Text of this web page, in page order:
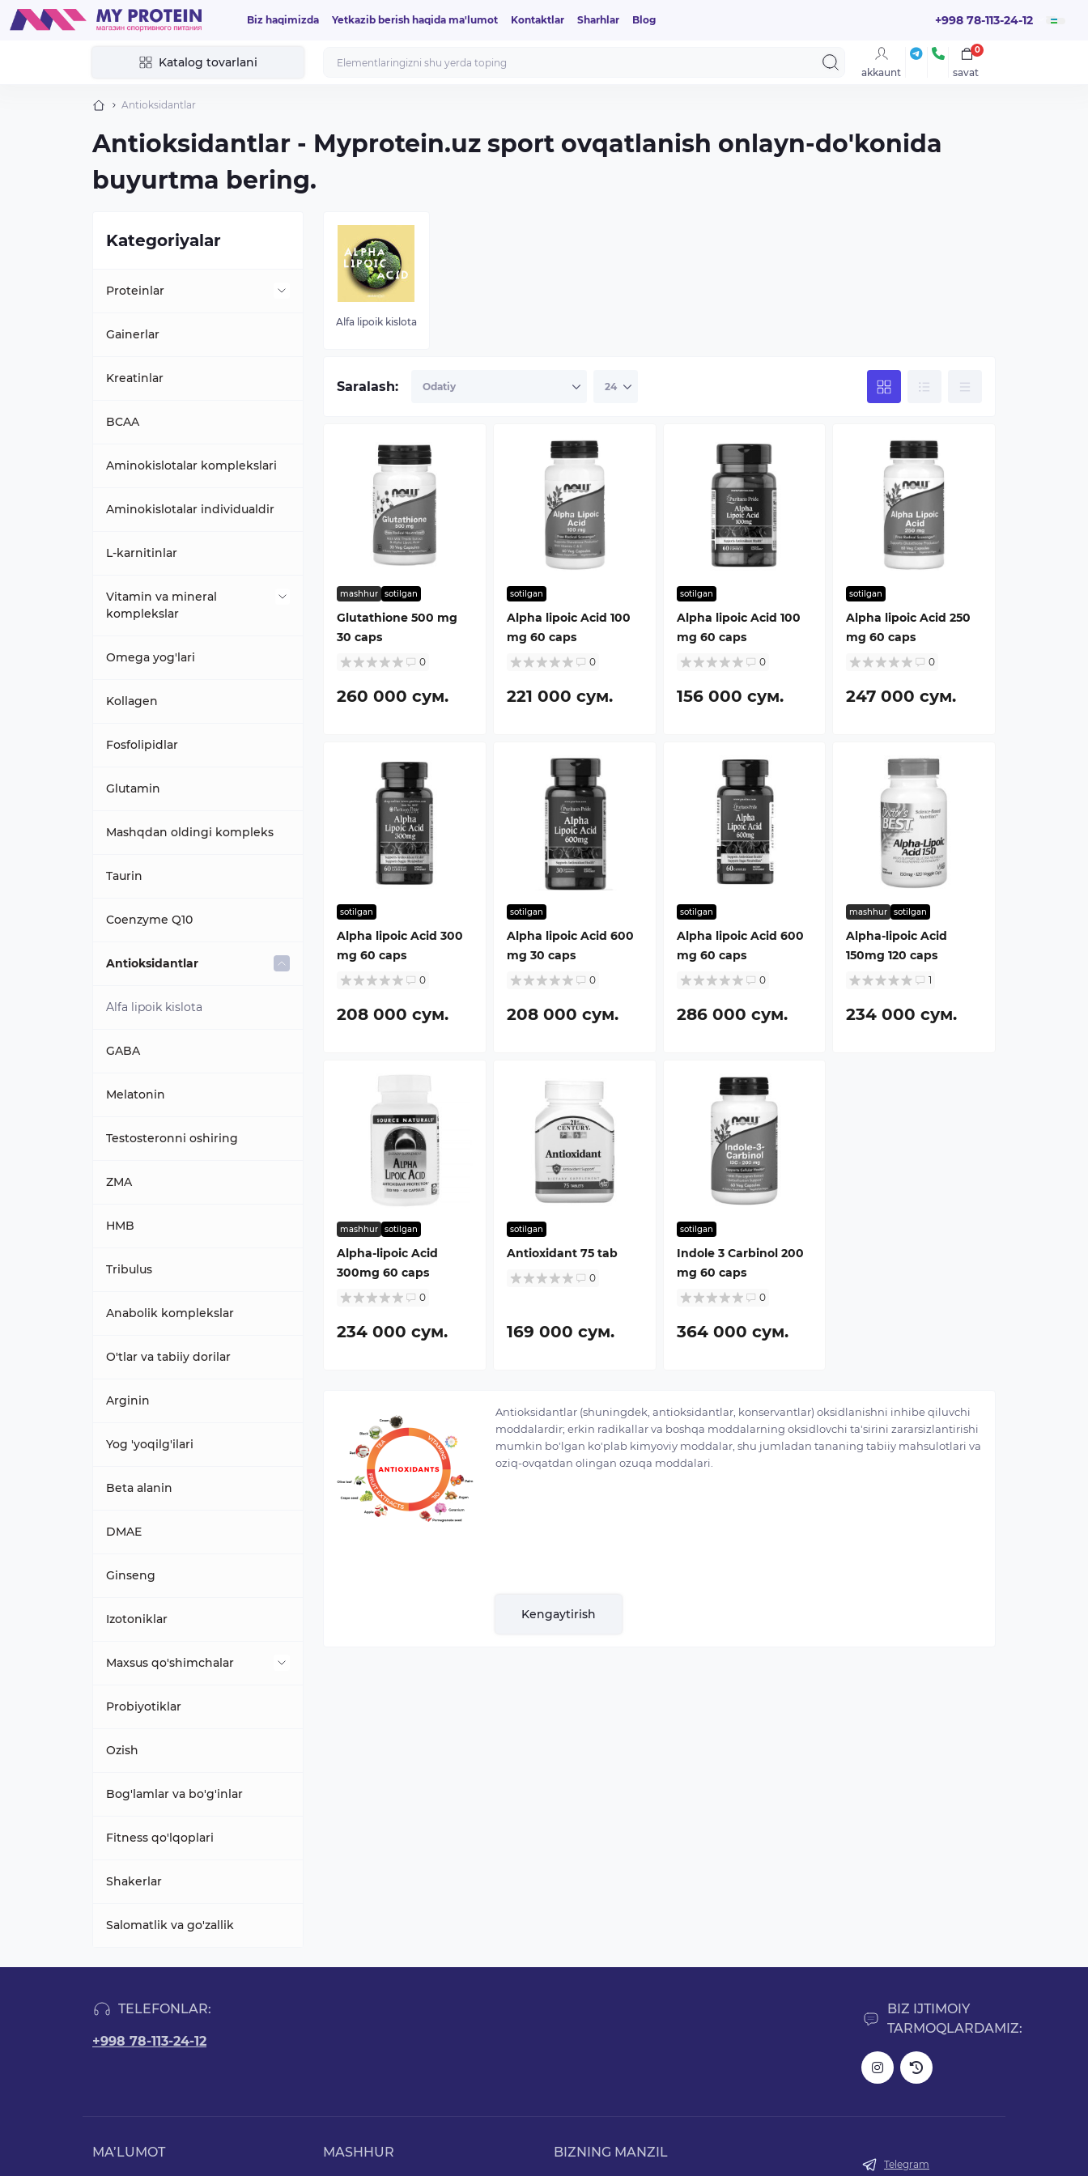
Biz haqimizda Yetkazib berish haqida ma'lumot Kontaktlar Sharhlar Blog +998 78-113-24-12
Katalog tovarlani
akkaunt savat
0
Antioksidantlar
Antioksidantlar - Myprotein.uz sport ovqatlanish onlayn-do'konida
buyurtma bering.
Kategoriyalar
Proteinlar
Sabzavot
Mol go'shti oqsili
Oqsil izolatsiyasi
Kazein oqsili
Ko'p komponentli
Zardob oqsili
Gainerlar
Kreatinlar
BCAA
Aminokislotalar komplekslari
Aminokislotalar individualdir
L-karnitinlar
Vitamin va mineral
komplekslar
A vitamini
B vitamini
B4 vitamini (Xolin)
Bolalar uchun vitaminlar
D vitamini
K vitamini
Kompleks
Minerallar
Iron
Vitamin B7 (Biotin)
Vitamin C
Витамин Е
Omega yog'lari
Kollagen
Fosfolipidlar
Glutamin
Mashqdan oldingi kompleks
Taurin
Coenzyme Q10
Antioksidantlar
Alfa lipoik kislota
GABA
Melatonin
Testosteronni oshiring
ZMA
HMB
Tribulus
Anabolik komplekslar
O'tlar va tabiiy dorilar
Arginin
Yog 'yoqilg'ilari
Beta alanin
DMAE
Ginseng
Izotoniklar
Maxsus qo'shimchalar
Jigar uchun preparatlar
Probiyotiklar
Ozish
Bog'lamlar va bo'g'inlar
Fitness qo'lqoplari
Shakerlar
Salomatlik va go'zallik
Alfa lipoik kislota
Saralash:
mashhur sotilgan
Glutathione 500 mg
30 caps
0
260 000 сум.
sotilgan
Alpha lipoic Acid 100
mg 60 caps
0
221 000 сум.
sotilgan
Alpha lipoic Acid 100
mg 60 caps
0
156 000 сум.
sotilgan
Alpha lipoic Acid 250
mg 60 caps
0
247 000 сум.
sotilgan
Alpha lipoic Acid 300
mg 60 caps
0
208 000 сум.
sotilgan
Alpha lipoic Acid 600
mg 30 caps
0
208 000 сум.
sotilgan
Alpha lipoic Acid 600
mg 60 caps
0
286 000 сум.
mashhur sotilgan
Alpha-lipoic Acid
150mg 120 caps
1
234 000 сум.
mashhur sotilgan
Alpha-lipoic Acid
300mg 60 caps
0
234 000 сум.
sotilgan
Antioxidant 75 tab
0
169 000 сум.
sotilgan
Indole 3 Carbinol 200
mg 60 caps
0
364 000 сум.
Antioksidantlar (shuningdek, antioksidantlar, konservantlar) oksidlanishni inhibe qiluvchi
moddalardir; erkin radikallar va boshqa moddalarning oksidlovchi ta'sirini zararsizlantirishi
mumkin bo'lgan ko'plab kimyoviy moddalar, shu jumladan tananing tabiiy mahsulotlari va
oziq-ovqatdan olingan ozuqa moddalari.
Kengaytirish
TELEFONLAR:
+998 78-113-24-12
BIZ IJTIMOIY
TARMOQLARDAMIZ:
MA’LUMOT MASHHUR BIZNING MANZIL
Telegram